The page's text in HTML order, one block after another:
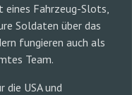
Fahrzeug-Slots,
Soldaten über das
fungieren auch als
Team.
die USA und